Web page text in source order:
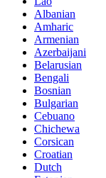
Albanian
Amharic
Armenian
Azerbaijani
Belarusian
Bengali
Bosnian
Bulgarian
Cebuano
Chichewa
Corsican
Croatian
Dutch